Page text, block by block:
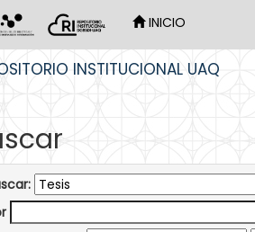
INICIO
INSTITUCIONAL UAQ